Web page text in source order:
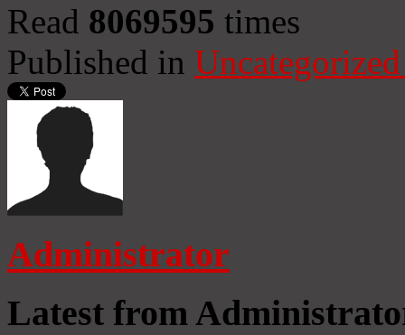
Read 8069595 times
Published in
Administrator
Latest from